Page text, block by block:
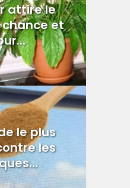
attire le
et
le plus
les